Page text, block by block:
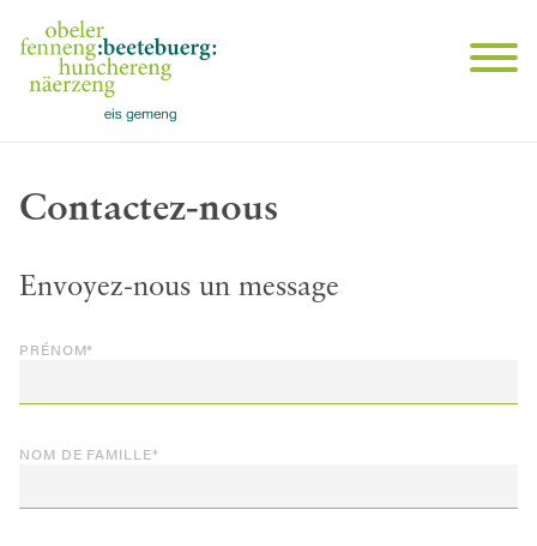
Contactez-nous
Envoyez-nous un message
PRÉNOM*
NOM DE FAMILLE*